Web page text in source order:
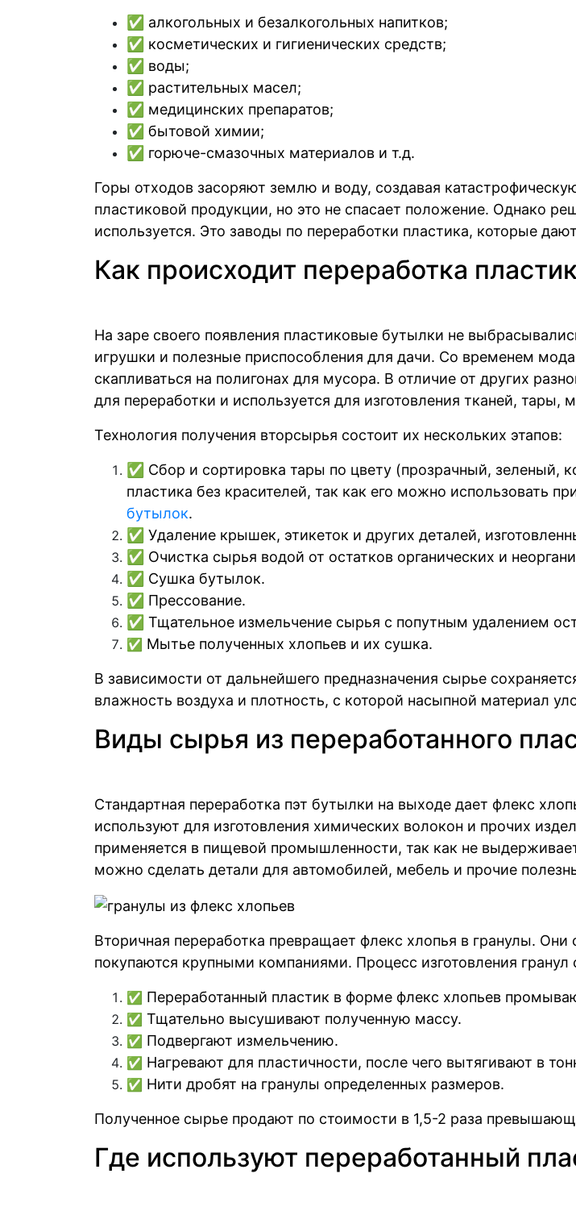
✅ алкогольных и безалкогольных напитков;
✅ косметических и гигиенических средств;
✅ воды;
✅ растительных масел;
✅ медицинских препаратов;
✅ бытовой химии;
✅ горюче-смазочных материалов и т.д.
Горы отходов засоряют землю и воду, создавая
пластиковой продукции, но это не спасает положение. Однако
используется. Это заводы по переработки пластика, которые
Как происходит переработка
На заре своего появления пластиковые бутылки не
игрушки и полезные приспособления для дачи. Со временем
скапливаться на полигонах для мусора. В отличие от других
для переработки и используется для изготовления тканей, тары,
Технология получения вторсырья состоит их нескольких этапов:
✅ Сбор и сортировка тары по цвету (прозрачный, зеленый,
пластика без красителей, так как его можно использовать
бутылок.
✅ Удаление крышек, этикеток и других деталей,
✅ Очистка сырья водой от остатков органических и
✅ Сушка бутылок.
✅ Прессование.
✅ Тщательное измельчение сырья с попутным удалением
✅ Мытье полученных хлопьев и их сушка.
В зависимости от дальнейшего предназначения сырье
влажность воздуха и плотность, с которой насыпной материал
Виды сырья из переработанного
Стандартная переработка пэт бутылки на выходе дает флекс
используют для изготовления химических волокон и прочих
применяется в пищевой промышленности, так как не
можно сделать детали для автомобилей, мебель и прочие
Вторичная переработка превращает флекс хлопья в гранулы.
покупаются крупными компаниями. Процесс изготовления гранул
✅ Переработанный пластик в форме флекс хлопьев
✅ Тщательно высушивают полученную массу.
✅ Подвергают измельчению.
✅ Нагревают для пластичности, после чего вытягивают в
✅ Нити дробят на гранулы определенных размеров.
Полученное сырье продают по стоимости в 1,5-2 раза
Где используют переработанный